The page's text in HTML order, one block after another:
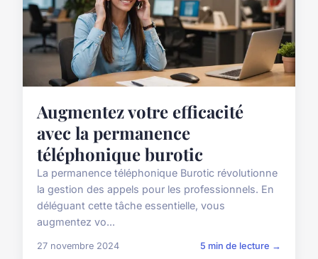
Augmentez votre efficacité
avec la permanence
téléphonique burotic
La permanence téléphonique Burotic révolutionne
la gestion des appels pour les professionnels. En
déléguant cette tâche essentielle, vous
augmentez vo...
27 novembre 2024 5 min de lecture →